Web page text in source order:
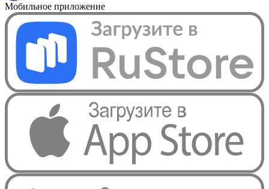
Мобильное приложение